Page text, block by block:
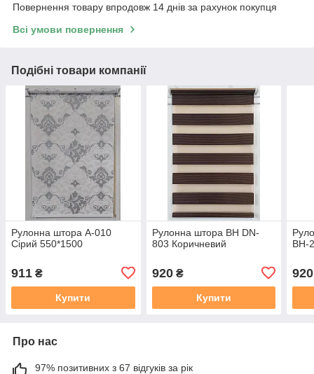
Повернення товару впродовж 14 днів за рахунок покупця
Всі умови повернення
Подібні товари компанії
Рулонна штора А-010
Сірий 550*1500
911 ₴
Купити
Рулонна штора ВН DN-
803 Коричневий
920₴
Купити
ВН-
920
Про нас
97% позитивних з 67 відгуків за рік